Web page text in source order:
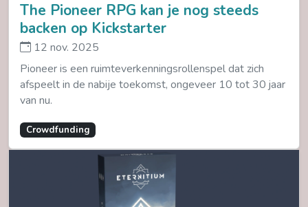
The Pioneer RPG kan je nog steeds
backen op Kickstarter
12 nov. 2025
Pioneer is een ruimteverkenningsrollenspel dat zich
afspeelt in de nabije toekomst, ongeveer 10 tot 30 jaar
van nu.
Crowdfunding